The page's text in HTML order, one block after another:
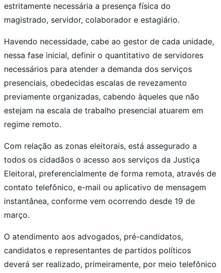
estritamente necessária a presença física do
magistrado, servidor, colaborador e estagiário.
Havendo necessidade, cabe ao gestor de cada unidade,
nessa fase inicial, definir o quantitativo de servidores
necessários para atender a demanda dos serviços
presenciais, obedecidas escalas de revezamento
previamente organizadas, cabendo àqueles que não
estejam na escala de trabalho presencial atuarem em
regime remoto.
Com relação as zonas eleitorais, está assegurado a
todos os cidadãos o acesso aos serviços da Justiça
Eleitoral, preferencialmente de forma remota, através de
contato telefônico, e-mail ou aplicativo de mensagem
instantânea, conforme vem ocorrendo desde 19 de
março.
O atendimento aos advogados, pré-candidatos,
candidatos e representantes de partidos políticos
deverá ser realizado, primeiramente, por meio telefônico